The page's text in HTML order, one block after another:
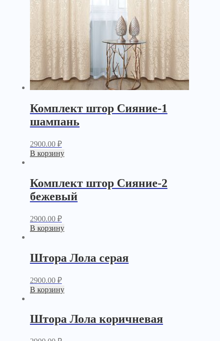
Комплект штор Сияние-1
шампань
2900.00 ₽
В корзину
Комплект штор Сияние-2
бежевый
2900.00 ₽
В корзину
Штора Лола серая
2900.00 ₽
В корзину
Штора Лола коричневая